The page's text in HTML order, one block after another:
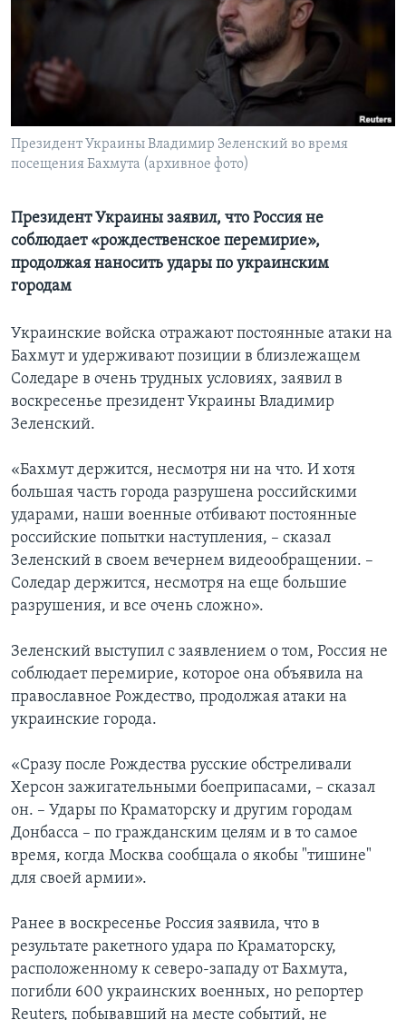
СОЦИАЛЬНЫЕ СЕТИ
Языки
Президент Украины Владимир Зеленский во время
посещения Бахмута (архивное фото)
Президент Украины заявил, что Россия не
соблюдает «рождественское перемирие»,
продолжая наносить удары по украинским
городам
Украинские войска отражают постоянные атаки на
Бахмут и удерживают позиции в близлежащем
Соледаре в очень трудных условиях, заявил в
воскресенье президент Украины Владимир
Зеленский.
«Бахмут держится, несмотря ни на что. И хотя
большая часть города разрушена российскими
ударами, наши военные отбивают постоянные
российские попытки наступления, – сказал
Зеленский в своем вечернем видеообращении. –
Соледар держится, несмотря на еще большие
разрушения, и все очень сложно».
Зеленский выступил с заявлением о том, Россия не
соблюдает перемирие, которое она объявила на
православное Рождество, продолжая атаки на
украинские города.
«Сразу после Рождества русские обстреливали
Херсон зажигательными боеприпасами, – сказал
он. – Удары по Краматорску и другим городам
Донбасса – по гражданским целям и в то самое
время, когда Москва сообщала о якобы "тишине"
для своей армии».
Ранее в воскресенье Россия заявила, что в
результате ракетного удара по Краматорску,
расположенному к северо-западу от Бахмута,
погибли 600 украинских военных, но репортер
Reuters, побывавший на месте событий, не